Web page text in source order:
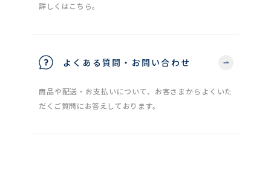
詳しくはこちら。
よくある質問・お問い合わせ
商品や配送・お支払いについて、お客さまからよくいた
だくご質問にお答えしております。